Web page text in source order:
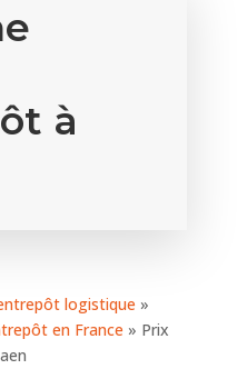
à
logistique »
en France » Prix